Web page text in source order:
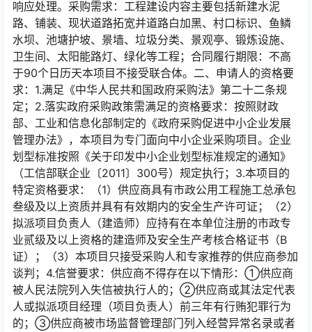
响应处理。采购需求：⼯程建设内容主要包括新建⽔泥
路、铺装、现状道路拓宽并道路⽩加⿊、村口标识、⻥鳞
⽔坝、池塘护坡、景墙、垃圾分类、景观亭、锻炼设施、
卫⽣间、太阳能路灯、绿化等⼯程；合同履⾏期限：不⾼
于90个⽇历天本项⽬不接受联合体。⼆、申请⼈的资格要
求：1.满⾜《中华⼈⺠共和国政府采购法》第⼆⼗⼆条规
定；2.落实政府采购政策需满⾜的资格要求：按照财政
部、⼯业和信息化部制定的《政府采购促进中小企业发展
管理办法》，本项⽬为专⻔⾯向中小企业采购项⽬。企业
划型标准按照《关于印发中小企业划型标准规定的通知》
（⼯信部联企业〔2011〕300号）规定执⾏；3.本项⽬的
特定资格要求：（1）供应商具有市政公⽤⼯程施⼯总承包
叁级及以上资质并具有有效期内的安全⽣产许可证；（2）
拟派项⽬负责⼈（建造师）应持有在本单位注册的市政专
业贰级及以上资格的建造师及安全⽣产考核合格证书（B
证）；（3）本项⽬只接受采购⼈和专家推荐的供应商参加
谈判；4.信誉要求：供应商不得存在以下情形：①供应商
被⼈⺠法院列⼊失信被执⾏⼈的；②供应商或其法定代表
⼈或拟派项⽬经理（项⽬负责⼈）前三年有⾏贿犯罪⾏为
的；③供应商被市场监督管理部⻔列⼊经营异常名录或者